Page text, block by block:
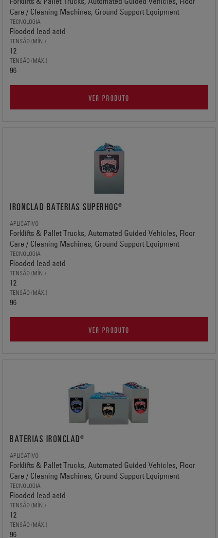
Care / Cleaning Machines, Ground Support Equipment
TECNOLOGIA
Flooded lead acid
TENSÃO (MÍN.)
12
TENSÃO (MÁX.)
96
VER PRODUTO
IRONCLAD BATERIAS SUPERHOG®
APLICATIVO
Forklifts & Pallet Trucks, Automated Guided Vehicles, Floor
Care / Cleaning Machines, Ground Support Equipment
TECNOLOGIA
Flooded lead acid
TENSÃO (MÍN.)
12
TENSÃO (MÁX.)
96
VER PRODUTO
BATERIAS IRONCLAD®
APLICATIVO
Forklifts & Pallet Trucks, Automated Guided Vehicles, Floor
Care / Cleaning Machines, Ground Support Equipment
TECNOLOGIA
Flooded lead acid
TENSÃO (MÍN.)
12
TENSÃO (MÁX.)
96